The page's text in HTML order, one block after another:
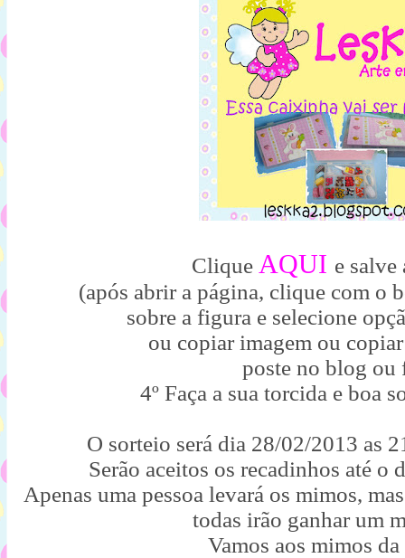
Clique AQUI e
(após abrir a página, clique com o
sobre a figura e selecione
ou copiar imagem ou
poste no blog ou
4º Faça a sua torcida e boa
O sorteio será dia 28/02/2013 as
Serão aceitos os recadinhos até o
Apenas uma pessoa levará os mimos,
todas irão ganhar um
Vamos aos mimos